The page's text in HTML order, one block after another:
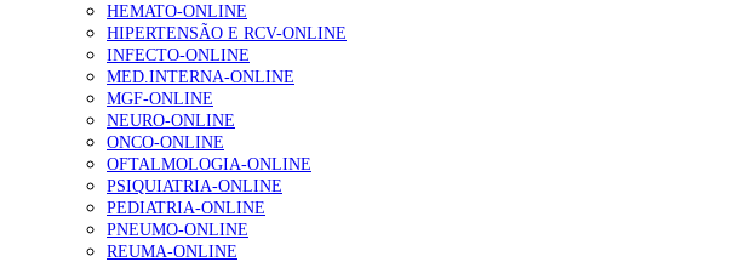
HEMATO-ONLINE
HIPERTENSÃO E RCV-ONLINE
INFECTO-ONLINE
MED.INTERNA-ONLINE
MGF-ONLINE
NEURO-ONLINE
ONCO-ONLINE
OFTALMOLOGIA-ONLINE
PSIQUIATRIA-ONLINE
PEDIATRIA-ONLINE
PNEUMO-ONLINE
REUMA-ONLINE